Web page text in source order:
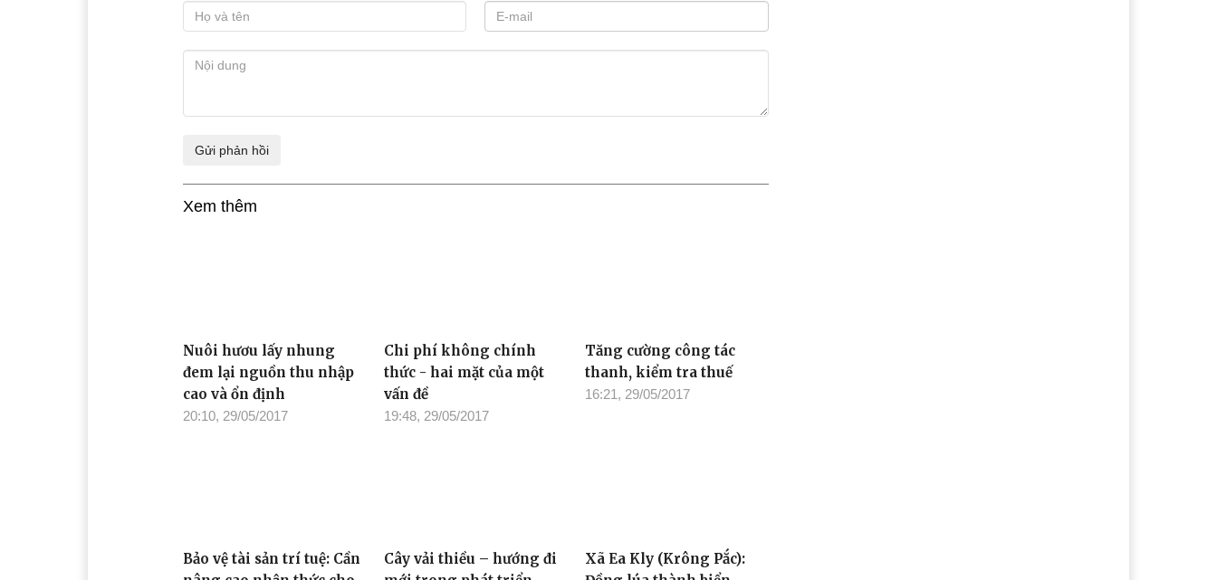
Xem thêm
Nuôi hươu lấy nhung
đem lại nguồn thu nhập
cao và ổn định
20:10, 29/05/2017
Chi phí không chính
thức - hai mặt của một
vấn đề
19:48, 29/05/2017
Tăng cường công tác
thanh, kiểm tra thuế
16:21, 29/05/2017
Bảo vệ tài sản trí tuệ: Cần
Cây vải thiều – hướng đi
Xã Ea Kly (Krông Pắc):